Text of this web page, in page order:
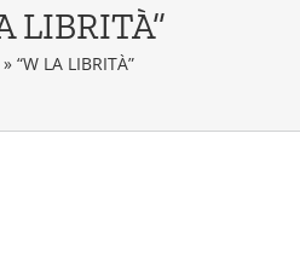
LIBRITÀ”
» “W LA LIBRITÀ”